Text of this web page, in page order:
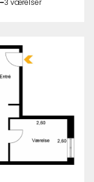
3 værelser